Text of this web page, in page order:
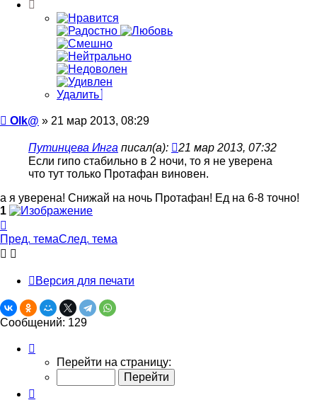
Удалить
Сообщение
Olk@ » 21 мар 2013, 08:29
Путинцева Инга писал(а):
21 мар 2013, 07:32
Если гипо стабильно в 2 ночи, то я не уверена
что тут только Протафан виновен.
а я уверена! Снижай на ночь Протафан! Ед на 6-8 точно!
1
к
началу
Пред. темаСлед. тема
Версия для печати
Сообщений: 129
13
Перейти на страницу: